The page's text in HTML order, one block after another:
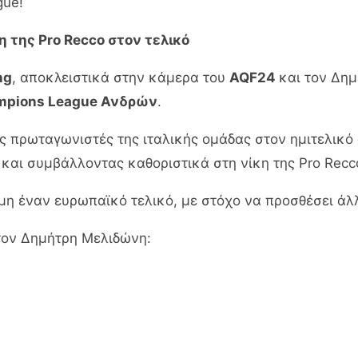
Pro Recco στον τελικό
, αποκλειστικά στην κάμερα του AQF24 και τον
League Ανδρών.
της ιταλικής ομάδας στον
συμβάλλοντας καθοριστικά στη νίκη της Pro
έναν ευρωπαϊκό τελικό, με στόχο να προσθέσει
Δημήτρη Μελιδώνη: